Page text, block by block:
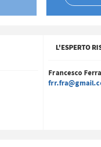
L'ESPERTO
Francesco